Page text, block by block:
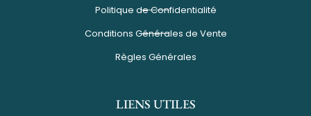
Politique de Confidentialité
Conditions Générales de Vente
Règles Générales
LIENS UTILES